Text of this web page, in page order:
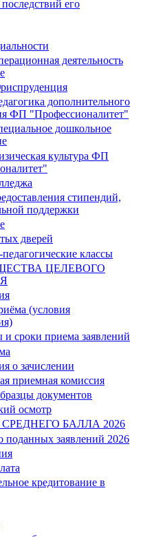
его
деятельность
дополнительного
ФП "Профессионалитет"
дошкольное
культура ФП
стипендий,
поддержки
дверей
классы
ЦЕЛЕВОГО
(условия
сроки приема заявлений
о зачислении
приемная комиссия
документов
осмотр
БАЛЛА 2026
поданных заявлений 2026
кредитование в